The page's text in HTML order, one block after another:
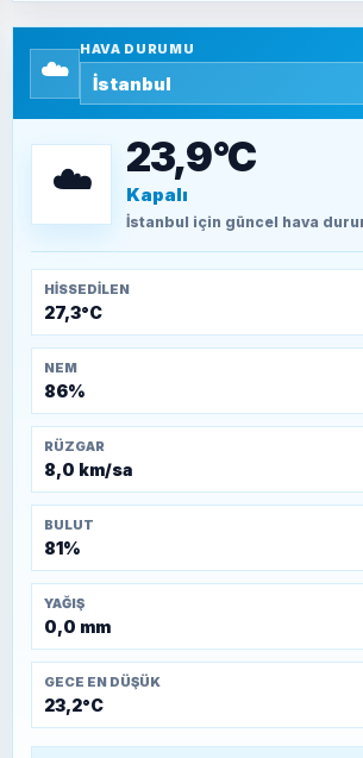
SEYFULLAH ÇİÇEK
TEOMAN ALPASLAN
Kütahya-Eskişehir
☁️
HAVA DURUMU
☁️ 23,9°C
Kapalı
İstanbul için güncel hava
HISSEDILEN
27,3°C
NEM
86%
RÜZGAR
8,0 km/sa
BULUT
81%
YAĞIŞ
0,0 mm
GECE EN DÜŞÜK
23,2°C